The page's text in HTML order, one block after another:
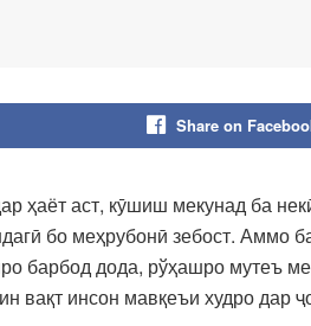
Share on
ҳаёт аст, кӯшиш мекунад ба
бо меҳрубонӣ зебост. Аммо
барбод дода, рўҳашро мутеъ
вақт инсон мавқеъи худро дар